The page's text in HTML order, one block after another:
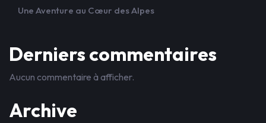
Une Aventure au Cœur des Alpes
Derniers commentaires
Aucun commentaire à afficher.
Archive